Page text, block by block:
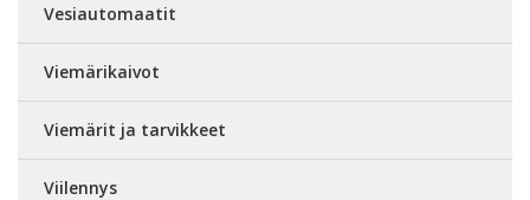
Vesiautomaatit
Viemärikaivot
Viemärit ja tarvikkeet
Viilennys